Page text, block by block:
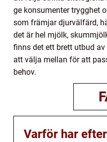
ge konsumenter trygghet
som främjar djurvälfärd,
det är hel mjölk,
finns det ett brett utbud
att välja mellan för att
behov.
Varför har